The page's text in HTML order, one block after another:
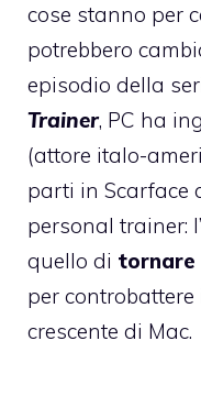
cose stanno per
potrebbero
episodio della
Trainer, PC ha
(attore italo-
parti in Scarface
personal trainer:
quello di tornare
per
crescente di Mac.